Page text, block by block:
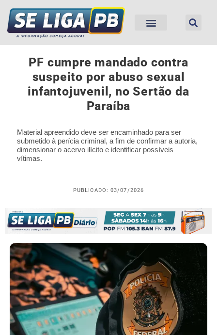
PF cumpre mandado contra
suspeito por abuso sexual
infantojuvenil, no Sertão da
Paraíba
Material apreendido deve ser encaminhado para ser
submetido à perícia criminal, a fim de confirmar a autoria,
dimensionar o acervo ilícito e identificar possíveis
vítimas.
PUBLICADO: 03/07/2026